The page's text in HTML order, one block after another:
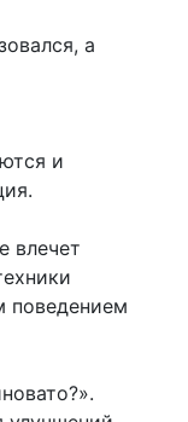
а
и
влечет
поведением